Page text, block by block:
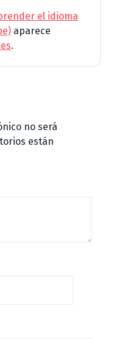
el idioma
aparece
.
no será
están